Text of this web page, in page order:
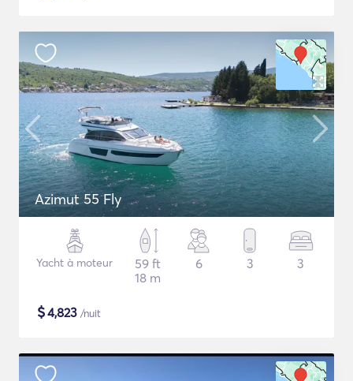
Azimut 55 Fly
Yacht à moteur
59 ft
18 m
6 3 3
$4,823 /nuit